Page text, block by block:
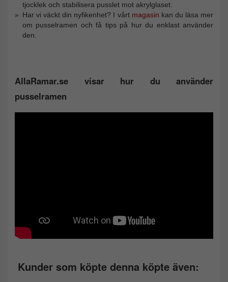
tjocklek och stabilisera pusslet mot akrylglaset.
Har vi väckt din nyfikenhet? I vårt magasin kan du läsa mer
om pusselramen och få tips på hur du enklast använder
den.
AllaRamar.se visar hur du använder
pusselramen
Kunder som köpte denna köpte även: